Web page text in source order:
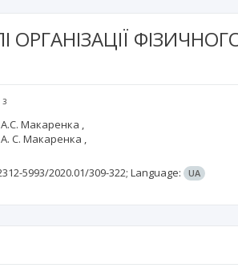
ОРГАНІЗАЦІЇ
3
Макаренка ,
С. Макаренка ,
5993/2020.01/309-322; Language: UA